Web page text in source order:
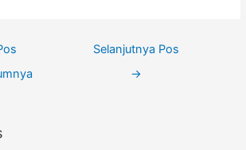
Selanjutnya Pos
→